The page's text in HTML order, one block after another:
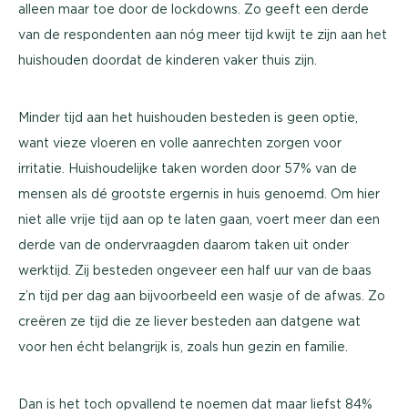
alleen maar toe door de lockdowns. Zo geeft een derde
van de respondenten aan nóg meer tijd kwijt te zijn aan het
huishouden doordat de kinderen vaker thuis zijn.
Minder tijd aan het huishouden besteden is geen optie,
want vieze vloeren en volle aanrechten zorgen voor
irritatie. Huishoudelijke taken worden door 57% van de
mensen als dé grootste ergernis in huis genoemd. Om hier
niet alle vrije tijd aan op te laten gaan, voert meer dan een
derde van de ondervraagden daarom taken uit onder
werktijd. Zij besteden ongeveer een half uur van de baas
z’n tijd per dag aan bijvoorbeeld een wasje of de afwas. Zo
creëren ze tijd die ze liever besteden aan datgene wat
voor hen écht belangrijk is, zoals hun gezin en familie.
Dan is het toch opvallend te noemen dat maar liefst 84%